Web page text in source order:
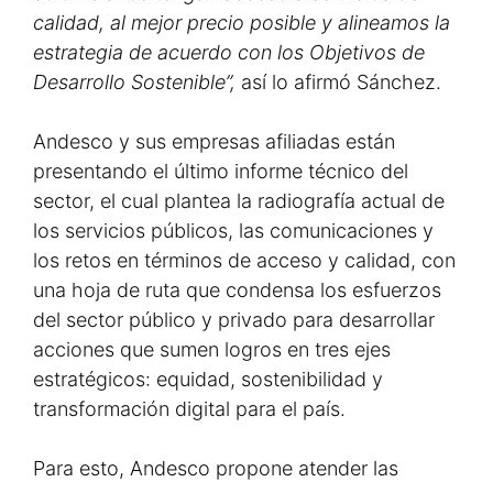
calidad, al mejor precio posible y alineamos la
estrategia de acuerdo con los Objetivos de
Desarrollo Sostenible”, así lo afirmó Sánchez.
Andesco y sus empresas afiliadas están
presentando el último informe técnico del
sector, el cual plantea la radiografía actual de
los servicios públicos, las comunicaciones y
los retos en términos de acceso y calidad, con
una hoja de ruta que condensa los esfuerzos
del sector público y privado para desarrollar
acciones que sumen logros en tres ejes
estratégicos: equidad, sostenibilidad y
transformación digital para el país.
Para esto, Andesco propone atender las